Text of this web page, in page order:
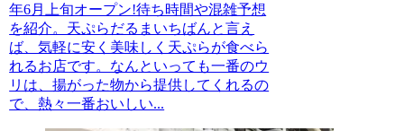
年6月上旬オープン!待ち時間や混雑予想
を紹介。天ぷらだるまいちばんと言え
ば、気軽に安く美味しく天ぷらが食べら
れるお店です。なんといっても一番のウ
リは、揚がった物から提供してくれるの
で、熱々一番おいしい...